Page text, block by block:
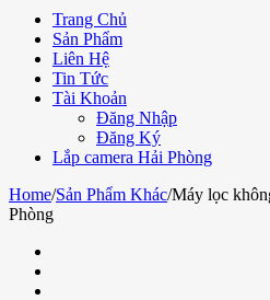
Trang Chủ
Sản Phẩm
Liên Hệ
Tin Tức
Tài Khoản
Đăng Nhập
Đăng Ký
Lắp camera Hải Phòng
Home/Sản Phẩm Khác/Máy lọc
Phòng